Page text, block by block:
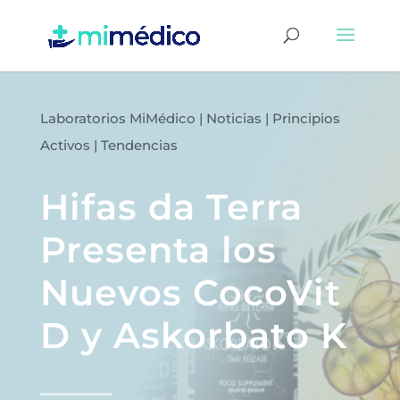
Laboratorios MiMédico | Noticias | Principios
Activos | Tendencias
Hifas da Terra
Presenta los
Nuevos CocoVit
D y Askorbato K